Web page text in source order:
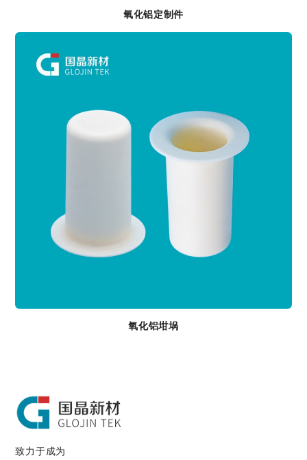
氧化铝定制件
氧化铝坩埚
致力于成为